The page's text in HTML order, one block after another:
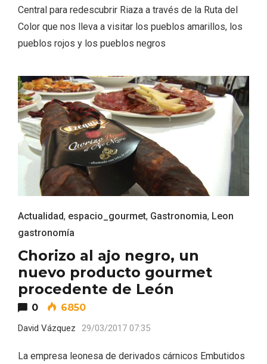
Central para redescubrir Riaza a través de la Ruta del
Color que nos lleva a visitar los pueblos amarillos, los
pueblos rojos y los pueblos negros
Actualidad, espacio_gourmet, Gastronomia, Leon
gastronomía
Chorizo al ajo negro, un
nuevo producto gourmet
procedente de León
0 6850
David Vázquez 29/03/2017 07:35
La empresa leonesa de derivados cárnicos Embutidos
IV Edición del Festival de Narración Oral,
Memoria, Tierra y Voz